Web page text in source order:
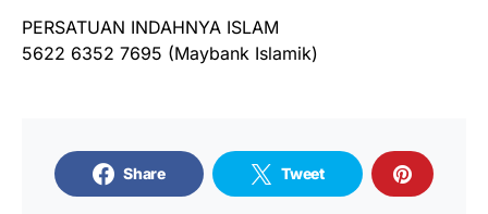
PERSATUAN INDAHNYA ISLAM
5622 6352 7695 (Maybank Islamik)
Share Tweet